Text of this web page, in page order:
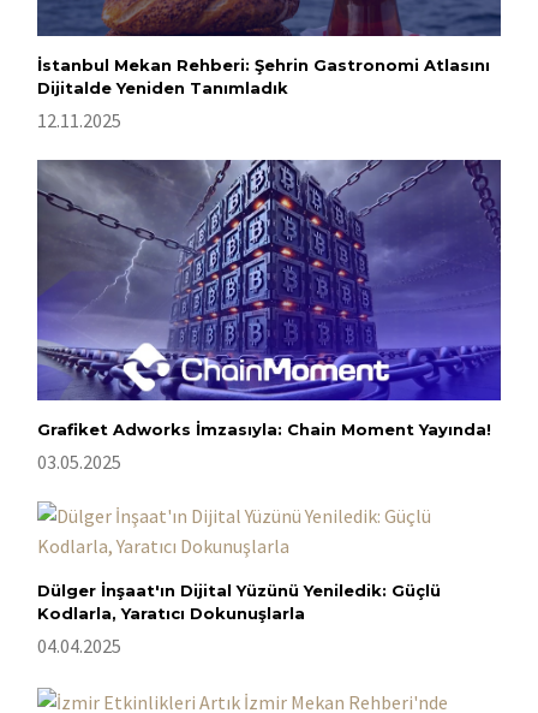
İstanbul Mekan Rehberi: Şehrin Gastronomi Atlasını
Dijitalde Yeniden Tanımladık
12.11.2025
Grafiket Adworks İmzasıyla: Chain Moment Yayında!
03.05.2025
Dülger İnşaat'ın Dijital Yüzünü Yeniledik: Güçlü
Kodlarla, Yaratıcı Dokunuşlarla
04.04.2025